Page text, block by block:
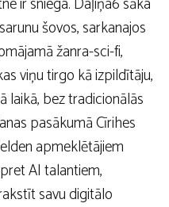
šovos, sarkanajos
žanra-sci-fi,
viņu tirgo kā izpildītāju,
laikā, bez tradicionālās
pasākumā Cīrihes
apmeklētājiem
AI talantiem,
savu digitālo